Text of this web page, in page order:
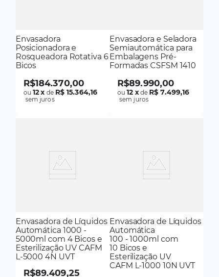
Envasadora
Posicionadora e
Rosqueadora Rotativa 6
Bicos
R$184.370,00
ou12x de R$ 15.364,16
sem juros
Envasadora e Seladora
Semiautomática para
Embalagens Pré-
Formadas CSFSM 1410
R$89.990,00
ou12 xde R$ 7.499,16
sem juros
Envasadora de Líquidos
Automática 1000 -
5000ml com 4 Bicos e
Esterilização UV CAFM
L-5000 4N UVT
R$89.409,25
Envasadora de Líquidos
Automática
100 - 1000ml com
10 Bicos e
Esterilização UV
CAFM L-1000 10N UVT